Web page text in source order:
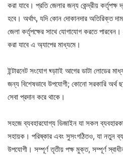
করা যাবে। প্রতি জেলার জন্য কেন্দ্রীয় কর্তৃপক্ষ
হবে। অর্থাৎ, যদি কোন দোকানদার অতিরিক্ত
জেলা কর্তৃপক্ষের সাথে যোগাযোগ করতে
করা যাবে এ অ্যাপের মাধ্যমে।
ইন্টারনেট সংযোগ ছ্ড়াাই আগের ডাটা লোডের
জন্য বিশেষভাবে উপযোগী; কোনো সরকারি অর্থ
সেবা প্রদান করে থাকে।
সহজে ব্যবহারযোগ্য ডিজাইন যা সকল
সহায়ক। পরিষ্কার এবং সুসংগঠিতও, যা নতুন
উপযোগী। সম্পূর্ণ তৃতীয় পক্ষ মুক্ত, সম্পূর্ণ